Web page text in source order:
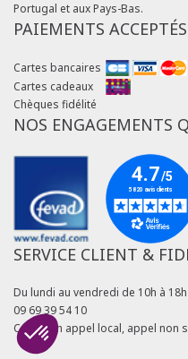
Portugal et aux Pays-Bas.
PAIEMENTS ACCEPTÉS
Cartes bancaires
Cartes cadeaux
Chèques fidélité
NOS ENGAGEMENTS
SERVICE CLIENT &
Du lundi au vendredi de 10h à 18h
09 69 39 54 10
Coût d'un appel local, appel non